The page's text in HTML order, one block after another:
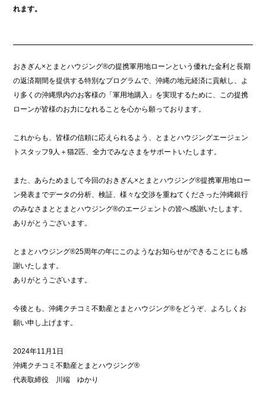
れます。
おきぎん×とまとハウジング®の提携軍用地ローンという優れた金利と長期
の返済期間を提供する特別なプログラムで、沖縄の地元経済に貢献し、よ
り多くの沖縄県内のお客様の「軍用地購入」を実現するために、この提携
ローンが皆様のお力になれることを心から願っております。
これからも、皆様の信頼に応えられるよう、とまとハウジングエージェン
トスタッフ9人＋猫2匹、全力でみなさまをサポートいたします。
また、あらためまして今回のおきぎん×とまとハウジング®提携軍用地ロー
ン発表までデータの分析、検証、様々な交渉を重ねてくださった沖縄銀行
のみなさまととまとハウジング®のエージェントの皆へ感謝いたします。
ありがとうございます。
とまとハウジング®25周年の年にこのようなお知らせができることにも感
謝いたします。
ありがとうございます。
今後とも、沖縄クチコミ不動産とまとハウジング®をどうぞ、よろしくお
願い申し上げます。
2024年11月1日
沖縄クチコミ不動産とまとハウジング®
代表取締役 川端 ゆかり